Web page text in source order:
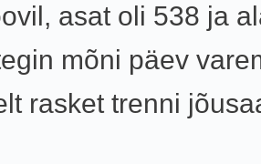
asat oli 538 ja
mõni päev
rasket trenni